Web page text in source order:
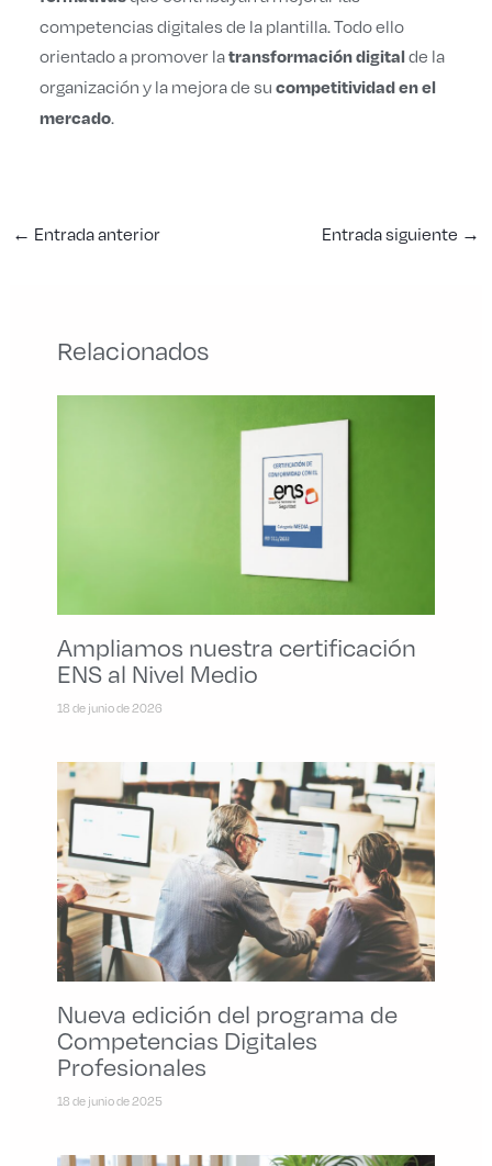
competencias digitales de la plantilla. Todo ello
orientado a promover latransformación digitalde la
organización y la mejora de sucompetitividad en el
mercado.
← Entrada anterior Entrada siguiente →
Relacionados
Ampliamos nuestra certificación
ENS al Nivel Medio
18 de junio de 2026
Nueva edición del programa de
Competencias Digitales
Profesionales
18 de junio de 2025